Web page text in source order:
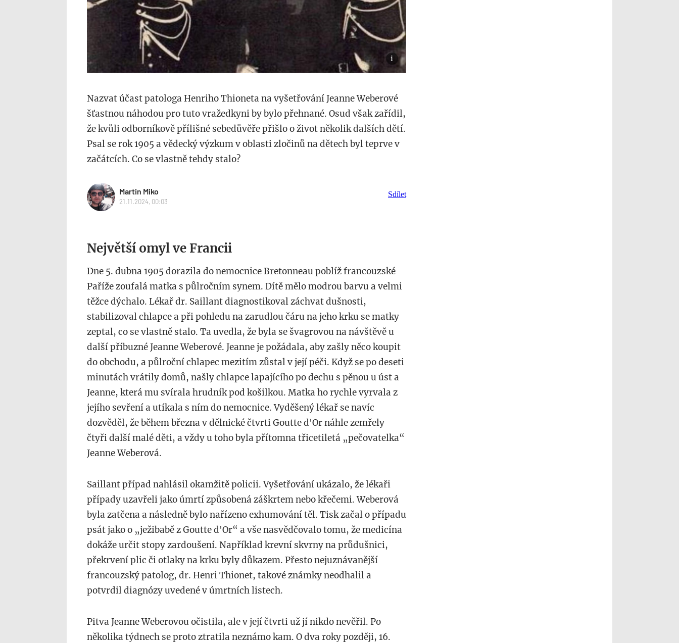
Nazvat účast patologa Henriho Thioneta na vyšetřování Jeanne Weberové
šťastnou náhodou pro tuto vražedkyni by bylo přehnané. Osud však zařídil,
že kvůli odborníkově přílišné sebedůvěře přišlo o život několik dalších dětí.
Psal se rok 1905 a vědecký výzkum v oblasti zločinů na dětech byl teprve v
začátcích. Co se vlastně tehdy stalo?
Martin Miko
21.11.2024, 00:03
Sdílet
Největší omyl ve Francii
Dne 5. dubna 1905 dorazila do nemocnice Bretonneau poblíž francouzské
Paříže zoufalá matka s půlročním synem. Dítě mělo modrou barvu a velmi
těžce dýchalo. Lékař dr. Saillant diagnostikoval záchvat dušnosti,
stabilizoval chlapce a při pohledu na zarudlou čáru na jeho krku se matky
zeptal, co se vlastně stalo. Ta uvedla, že byla se švagrovou na návštěvě u
další příbuzné Jeanne Weberové. Jeanne je požádala, aby zašly něco koupit
do obchodu, a půlroční chlapec mezitím zůstal v její péči. Když se po deseti
minutách vrátily domů, našly chlapce lapajícího po dechu s pěnou u úst a
Jeanne, která mu svírala hrudník pod košilkou. Matka ho rychle vyrvala z
jejího sevření a utíkala s ním do nemocnice. Vyděšený lékař se navíc
dozvěděl, že během března v dělnické čtvrti Goutte d'Or náhle zemřely
čtyři další malé děti, a vždy u toho byla přítomna třicetiletá „pečovatelka“
Jeanne Weberová.
Saillant případ nahlásil okamžitě policii. Vyšetřování ukázalo, že lékaři
případy uzavřeli jako úmrtí způsobená záškrtem nebo křečemi. Weberová
byla zatčena a následně bylo nařízeno exhumování těl. Tisk začal o případu
psát jako o „ježibabě z Goutte d'Or“ a vše nasvědčovalo tomu, že medicína
dokáže určit stopy zardoušení. Například krevní skvrny na průdušnici,
překrvení plic či otlaky na krku byly důkazem. Přesto nejuznávanější
francouzský patolog, dr. Henri Thionet, takové známky neodhalil a
potvrdil diagnózy uvedené v úmrtních listech.
Pitva Jeanne Weberovou očistila, ale v její čtvrti už jí nikdo nevěřil. Po
několika týdnech se proto ztratila neznámo kam. O dva roky později, 16.